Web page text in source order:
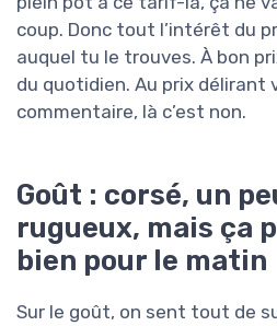
coup. Donc tout l’intérêt du
auquel tu le trouves. À bon
du quotidien. Au prix délirant
commentaire, là c’est non.
Goût : corsé, un
rugueux, mais ça
bien pour le matin
Sur le goût, on sent tout de